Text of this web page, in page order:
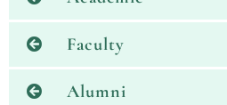
Faculty
Alumni